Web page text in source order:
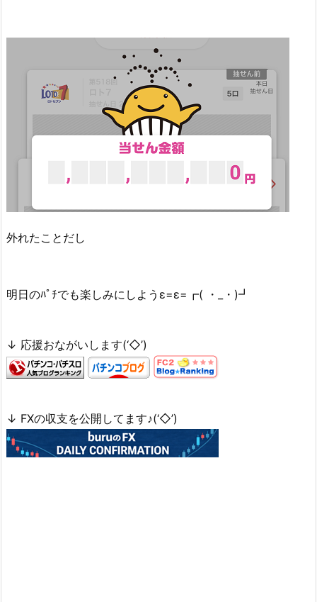
外れたことだし
明日のﾊﾟﾁでも楽しみにしようε=ε=┏( ・_・)┛
↓ 応援おながいします(‘◇’)ゞ
↓ FXの収支を公開してます♪(‘◇’)ゞ